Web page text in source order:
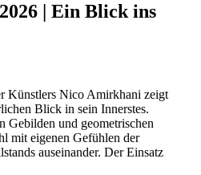
| Ein Blick ins
Künstlers Nico Amirkhani zeigt
Blick in sein Innerstes.
Gebilden und geometrischen
mit eigenen Gefühlen der
auseinander. Der Einsatz